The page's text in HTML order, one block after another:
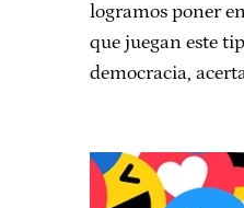
logramos poner
que juegan este
democracia,